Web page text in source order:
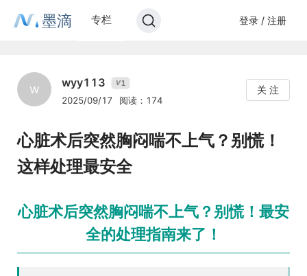
墨滴 专栏 登录 / 注册
w wyy113 V1
2025/09/17 阅读：174
关 注
心脏术后突然胸闷喘不上气？别慌！
这样处理最安全
心脏术后突然胸闷喘不上气？别慌！最安
全的处理指南来了！